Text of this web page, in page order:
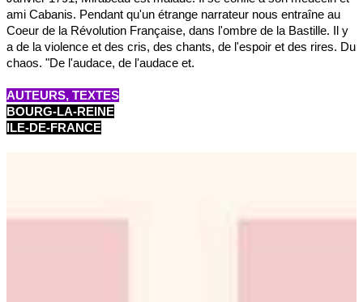
ami Cabanis. Pendant qu'un étrange narrateur nous entraîne au
Coeur de la Révolution Française, dans l'ombre de la Bastille. Il y
a de la violence et des cris, des chants, de l'espoir et des rires. Du
chaos. "De l'audace, de l'audace et.
AUTEURS, TEXTES
BOURG-LA-REINE
ILE-DE-FRANCE